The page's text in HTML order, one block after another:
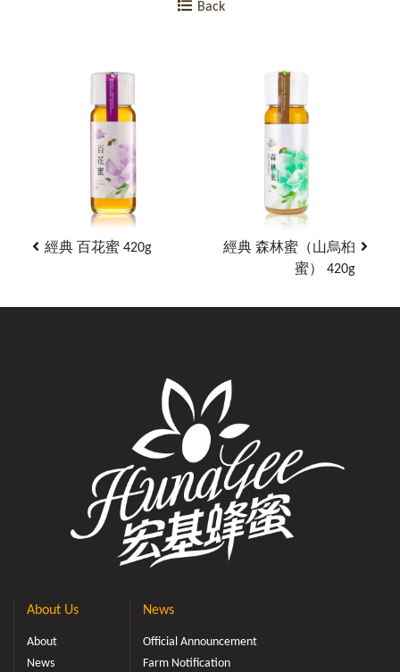
Back
經典 百花蜜 420g
經典 森林蜜（山烏桕
蜜） 420g
About Us
About
News
News
Official Announcement
Farm Notification